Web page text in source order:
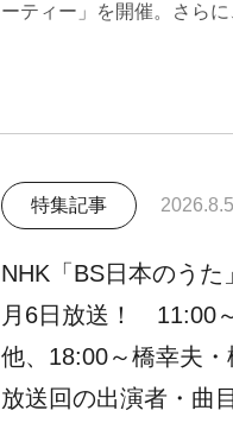
ーティー」を開催。さら
特集記事 2026.8.5
NHK「BS日本のう
月6日放送！ 11:00
他、18:00～橋幸夫
放送回の出演者・曲